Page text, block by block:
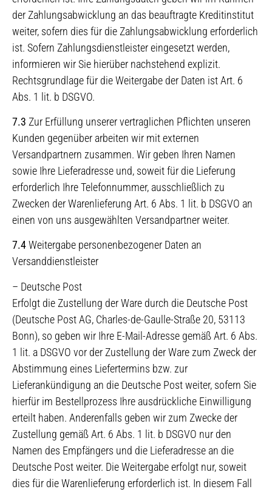
der Zahlungsabwicklung an das beauftragte Kreditinstitut
weiter, sofern dies für die Zahlungsabwicklung erforderlich
ist. Sofern Zahlungsdienstleister eingesetzt werden,
informieren wir Sie hierüber nachstehend explizit.
Rechtsgrundlage für die Weitergabe der Daten ist Art. 6
Abs. 1 lit. b DSGVO.
7.3 Zur Erfüllung unserer vertraglichen Pflichten unseren
Kunden gegenüber arbeiten wir mit externen
Versandpartnern zusammen. Wir geben Ihren Namen
sowie Ihre Lieferadresse und, soweit für die Lieferung
erforderlich Ihre Telefonnummer, ausschließlich zu
Zwecken der Warenlieferung Art. 6 Abs. 1 lit. b DSGVO an
einen von uns ausgewählten Versandpartner weiter.
7.4Weitergabe personenbezogener Daten an
Versanddienstleister
– Deutsche Post
Erfolgt die Zustellung der Ware durch die Deutsche Post
(Deutsche Post AG, Charles-de-Gaulle-Straße 20, 53113
Bonn), so geben wir Ihre E-Mail-Adresse gemäß Art. 6 Abs.
1 lit. a DSGVO vor der Zustellung der Ware zum Zweck der
Abstimmung eines Liefertermins bzw. zur
Lieferankündigung an die Deutsche Post weiter, sofern Sie
hierfür im Bestellprozess Ihre ausdrückliche Einwilligung
erteilt haben. Anderenfalls geben wir zum Zwecke der
Zustellung gemäß Art. 6 Abs. 1 lit. b DSGVO nur den
Namen des Empfängers und die Lieferadresse an die
Deutsche Post weiter. Die Weitergabe erfolgt nur, soweit
dies für die Warenlieferung erforderlich ist. In diesem Fall